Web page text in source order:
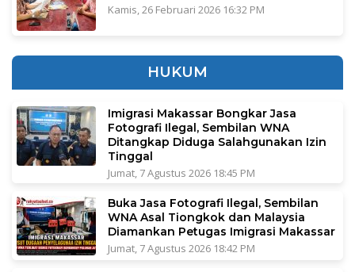
Kamis, 26 Februari 2026 16:32 PM
HUKUM
Imigrasi Makassar Bongkar Jasa
Fotografi Ilegal, Sembilan WNA
Ditangkap Diduga Salahgunakan Izin
Tinggal
Jumat, 7 Agustus 2026 18:45 PM
Buka Jasa Fotografi Ilegal, Sembilan
WNA Asal Tiongkok dan Malaysia
Diamankan Petugas Imigrasi Makassar
Jumat, 7 Agustus 2026 18:42 PM